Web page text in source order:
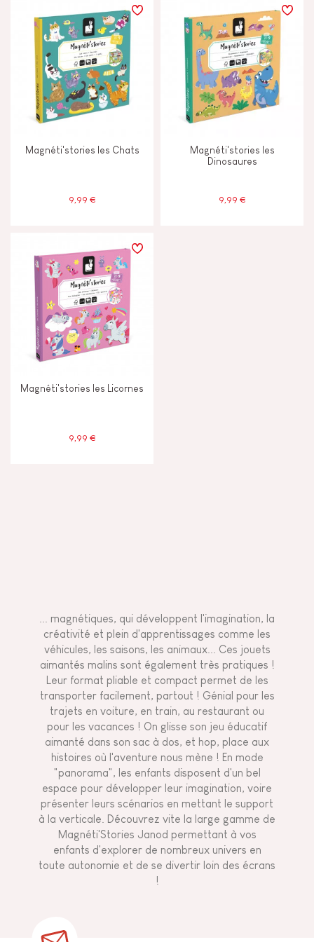
Magnéti'stories les Chats
9,99 €
Magnéti'stories les
Dinosaures
9,99 €
Magnéti'stories les Licornes
9,99 €
... magnétiques, qui développent l'imagination, la
créativité et plein d'apprentissages comme les
véhicules, les saisons, les animaux... Ces jouets
aimantés malins sont également très pratiques !
Leur format pliable et compact permet de les
transporter facilement, partout ! Génial pour les
trajets en voiture, en train, au restaurant ou
pour les vacances ! On glisse son jeu éducatif
aimanté dans son sac à dos, et hop, place aux
histoires où l'aventure nous mène ! En mode
"panorama", les enfants disposent d'un bel
espace pour développer leur imagination, voire
présenter leurs scénarios en mettant le support
à la verticale. Découvrez vite la large gamme de
Magnéti'Stories Janod permettant à vos
enfants d'explorer de nombreux univers en
toute autonomie et de se divertir loin des écrans
!